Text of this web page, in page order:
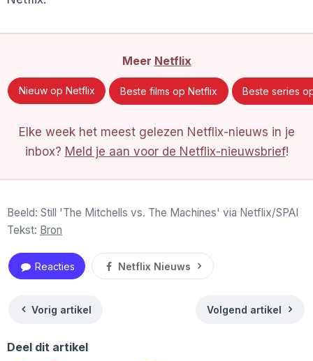
Meer Netflix
Nieuw op Netflix Beste films op Netflix Beste series
Elke week het meest gelezen Netflix-nieuws in je
inbox? Meld je aan voor de Netflix-nieuwsbrief!
Beeld: Still 'The Mitchells vs. The Machines' via Netflix/SPAI
Tekst: Bron
Reacties Netflix Nieuws
Vorig artikel Volgend artikel
Deel dit artikel